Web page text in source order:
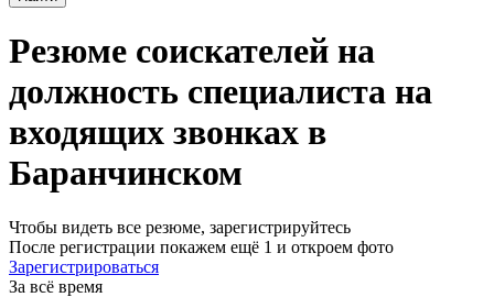
Резюме соискателей на
должность специалиста на
входящих звонках в
Баранчинском
Чтобы видеть все резюме, зарегистрируйтесь
После регистрации покажем ещё 1 и откроем фото
Зарегистрироваться
За всё время